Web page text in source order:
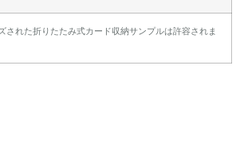
された折りたたみ式カード収納サンプルは許容されま